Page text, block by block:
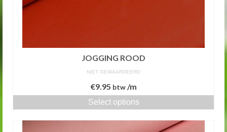
JOGGING ROOD
NIET GEWAARDEERD
€9.95 btw/m
Select options